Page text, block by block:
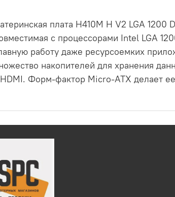
плата H410M H V2 LGA 1200
с процессорами Intel LGA
работу даже ресурсоемких
накопителей для хранения
Форм-фактор Micro-ATX делает